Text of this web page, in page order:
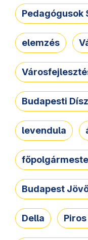
Pedagógusok
elemzés
Budapesti
levendula
Budapest
Della